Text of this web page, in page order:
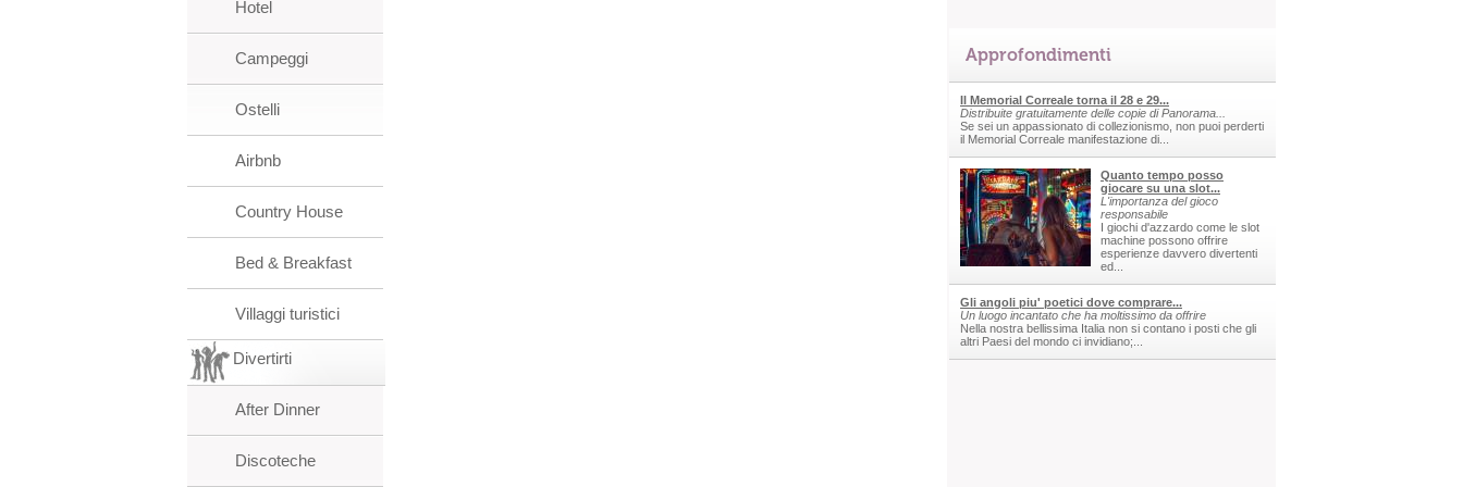
Hotel
Campeggi
Ostelli
Airbnb
Country House
Bed & Breakfast
Villaggi turistici
Divertirti
After Dinner
Discoteche
Approfondimenti
Il Memorial Correale torna il 28 e 29...
Distribuite gratuitamente delle copie di Panorama...
Se sei un appassionato di collezionismo, non puoi perderti
il Memorial Correale manifestazione di...
Quanto tempo posso
giocare su una slot...
L'importanza del gioco
responsabile
I giochi d'azzardo come le slot
machine possono offrire
esperienze davvero divertenti
ed...
Gli angoli piu' poetici dove comprare...
Un luogo incantato che ha moltissimo da offrire
Nella nostra bellissima Italia non si contano i posti che gli
altri Paesi del mondo ci invidiano;...